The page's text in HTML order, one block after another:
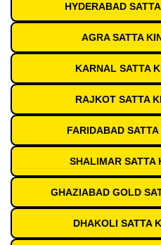
HYDERABAD
AGRA SATTA
KARNAL SATTA
RAJKOT SATTA
FARIDABAD
SHALIMAR SATTA
GHAZIABAD GOLD
DHAKOLI SATTA